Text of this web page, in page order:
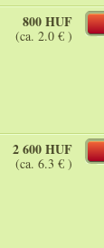
800 HUF
(ca. 2.0 € )
2 600 HUF
(ca. 6.3 € )